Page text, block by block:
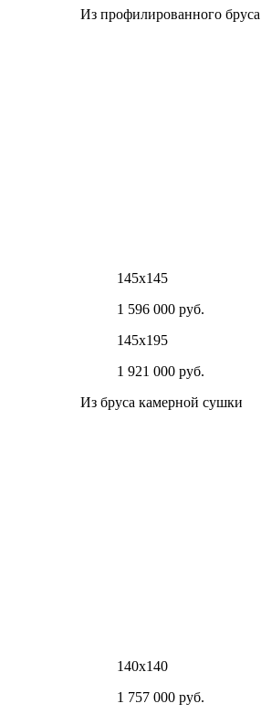
Из профилированного бруса
145х145
1 596 000 руб.
145х195
1 921 000 руб.
Из бруса камерной сушки
140х140
1 757 000 руб.